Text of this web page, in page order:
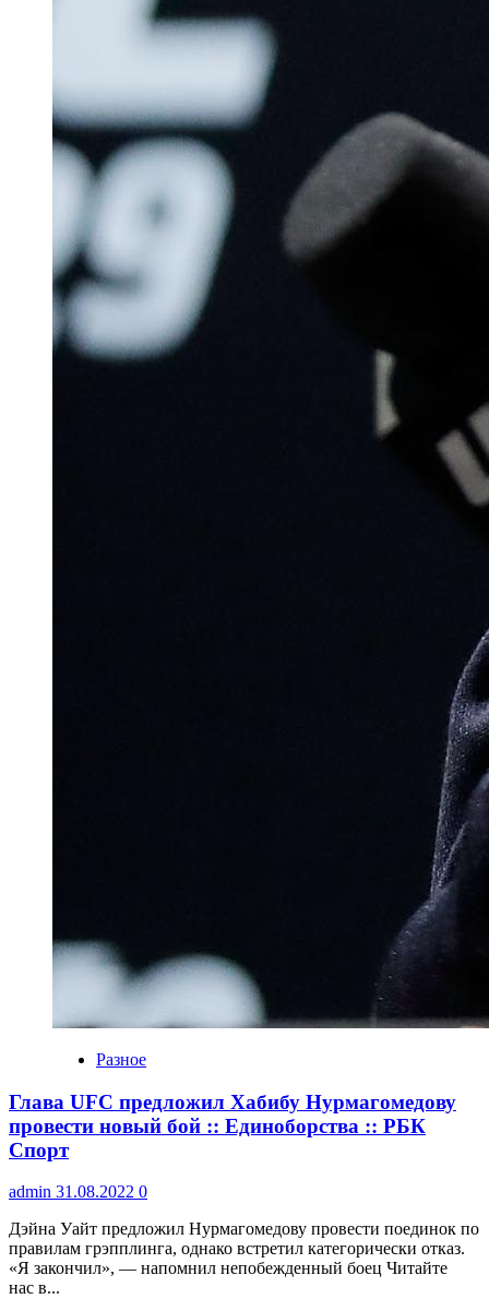
Разное
Глава UFC предложил Хабибу Нурмагомедову
провести новый бой :: Единоборства :: РБК
Спорт
admin 31.08.2022 0
Дэйна Уайт предложил Нурмагомедову провести поединок по
правилам грэпплинга, однако встретил категорически отказ.
«Я закончил», — напомнил непобежденный боец Читайте
нас в...